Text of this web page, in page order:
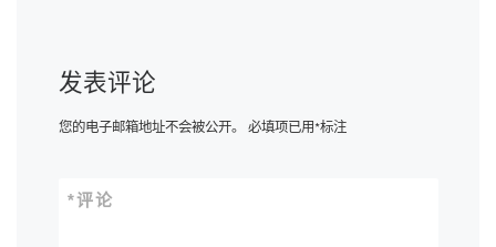
发表评论
您的电子邮箱地址不会被公开。 必填项已用*标注
评论
*